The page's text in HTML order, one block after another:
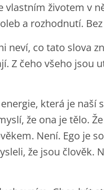
vlastním životem v
a rozhodnutí.
neví, co tato slova
Z čeho všeho jsou
která je naší
že ona je tělo.
Není. Ego je
že jsou člověk.